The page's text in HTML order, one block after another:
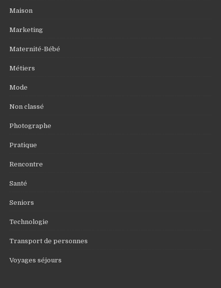
Maison
Marketing
Maternité-Bébé
Métiers
Mode
Non classé
Photographe
Pratique
Rencontre
Santé
Seniors
Technologie
Transport de personnes
Voyages séjours